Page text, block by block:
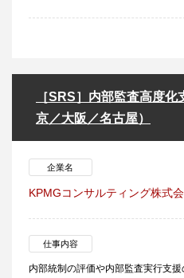
［SRS］内部監査高度
京／大阪／名古屋）
企業名
KPMGコンサルティング株式
仕事内容
内部統制の評価や内部監査実行支